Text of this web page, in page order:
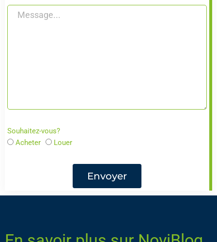
Souhaitez-vous?
Acheter
Louer
Envoyer